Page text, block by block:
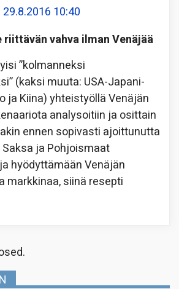
29.8.2016 10:40
riittävän vahva ilman Venäjää
”kolmanneksi
(kaksi muuta: USA-Japani-
ja Kiina) yhteistyöllä Venäjän
analysoitiin ja osittain
ennen sopivasti ajoittunutta
ja Pohjoismaat
hyödyttämään Venäjän
markkinaa, siinä resepti